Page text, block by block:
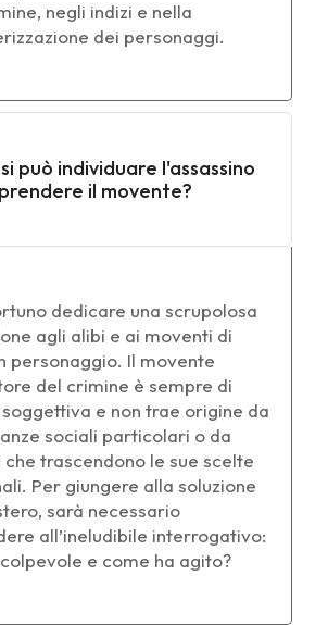
negli indizi e nella
dei personaggi.
può individuare l'assassino
il movente?
dedicare una scrupolosa
agli alibi e ai moventi di
personaggio. Il movente
del crimine è sempre di
e non trae origine da
sociali particolari o da
che trascendono le sue scelte
Per giungere alla soluzione
sarà necessario
all’ineludibile interrogativo:
e come ha agito?